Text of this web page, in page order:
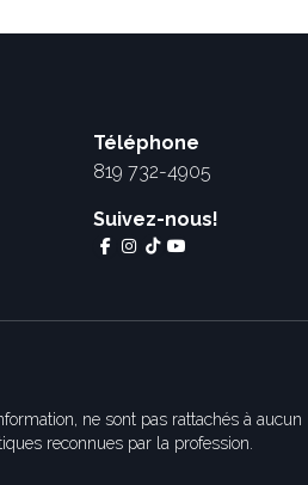
Téléphone
819 732-4905
Suivez-nous!
ne sont pas rattachés à aucun
reconnues par la profession.